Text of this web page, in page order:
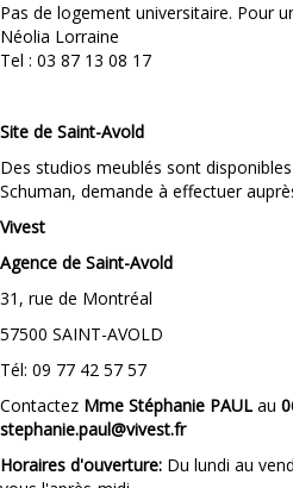
Pas de logement universitaire. Pour
Néolia Lorraine
Tel : 03 87 13 08 17
Site de Saint-Avold
Des studios meublés sont
Schuman, demande à effectuer
Vivest
Agence de Saint-Avold
31, rue de Montréal
57500 SAINT-AVOLD
Tél: 09 77 42 57 57
Contactez Mme Stéphanie PAUL au
stephanie.paul@vivest.fr
Horaires d'ouverture: Du lundi au